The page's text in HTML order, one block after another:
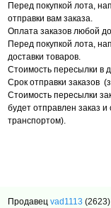
Перед покупкой лота,
отправки вам заказа.
Оплата заказов любой
Перед покупкой лота,
доставки товаров.
Стоимость пересылки в
Срок отправки заказов
Стоимость пересылки
будет отправлен заказ
транспортом).
Продавецvad1113 (2623)